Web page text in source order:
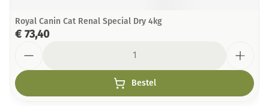
Royal Canin Cat Renal Special Dry 4kg
€ 73,40
Bestel